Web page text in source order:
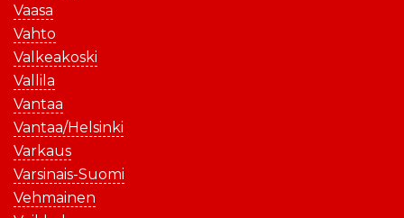
Vaasa
Vahto
Valkeakoski
Vallila
Vantaa
Vantaa/Helsinki
Varkaus
Varsinais-Suomi
Vehmainen